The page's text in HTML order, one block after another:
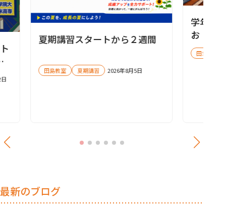
夏期講習スタートから２週間
田島教室 夏期講習 2026年8月5日
学年１
お！！
田主丸教室
最新のブログ